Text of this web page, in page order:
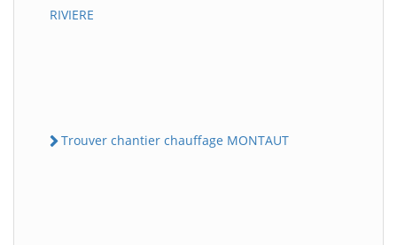
RIVIERE
Trouver chantier chauffage MONTAUT